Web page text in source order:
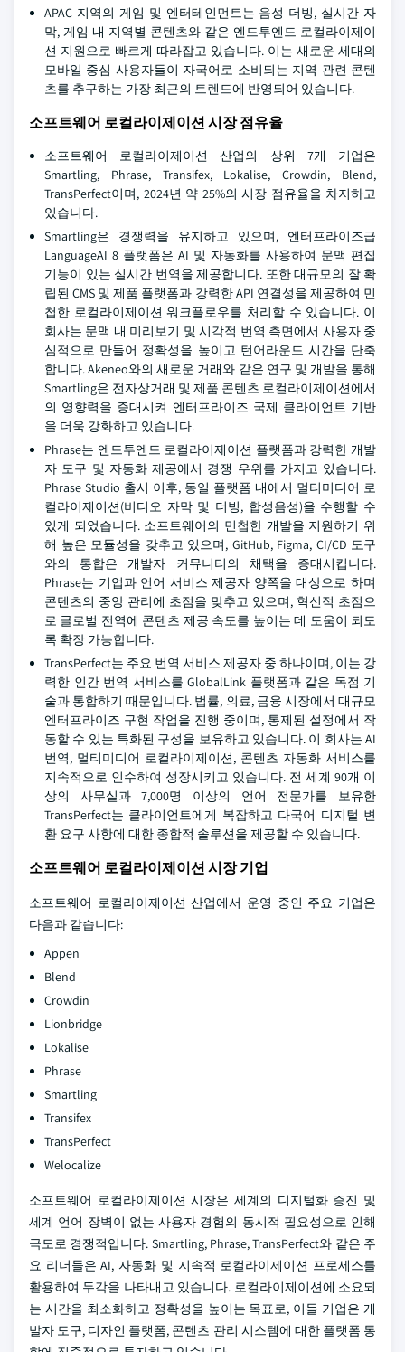
APAC 지역의 게임 및 엔터테인먼트는 음성 더빙, 실시간 자
막, 게임 내 지역별 콘텐츠와 같은 엔드투엔드 로컬라이제이
션 지원으로 빠르게 따라잡고 있습니다. 이는 새로운 세대의
모바일 중심 사용자들이 자국어로 소비되는 지역 관련 콘텐
츠를 추구하는 가장 최근의 트렌드에 반영되어 있습니다.
소프트웨어 로컬라이제이션 시장 점유율
소프트웨어 로컬라이제이션 산업의 상위 7개 기업은
Smartling, Phrase, Transifex, Lokalise, Crowdin, Blend,
TransPerfect이며, 2024년 약 25%의 시장 점유율을 차지하고
있습니다.
Smartling은 경쟁력을 유지하고 있으며, 엔터프라이즈급
LanguageAI 8 플랫폼은 AI 및 자동화를 사용하여 문맥 편집
기능이 있는 실시간 번역을 제공합니다. 또한 대규모의 잘 확
립된 CMS 및 제품 플랫폼과 강력한 API 연결성을 제공하여 민
첩한 로컬라이제이션 워크플로우를 처리할 수 있습니다. 이
회사는 문맥 내 미리보기 및 시각적 번역 측면에서 사용자 중
심적으로 만들어 정확성을 높이고 턴어라운드 시간을 단축
합니다. Akeneo와의 새로운 거래와 같은 연구 및 개발을 통해
Smartling은 전자상거래 및 제품 콘텐츠 로컬라이제이션에서
의 영향력을 증대시켜 엔터프라이즈 국제 클라이언트 기반
을 더욱 강화하고 있습니다.
Phrase는 엔드투엔드 로컬라이제이션 플랫폼과 강력한 개발
자 도구 및 자동화 제공에서 경쟁 우위를 가지고 있습니다.
Phrase Studio 출시 이후, 동일 플랫폼 내에서 멀티미디어 로
컬라이제이션(비디오 자막 및 더빙, 합성음성)을 수행할 수
있게 되었습니다. 소프트웨어의 민첩한 개발을 지원하기 위
해 높은 모듈성을 갖추고 있으며, GitHub, Figma, CI/CD 도구
와의 통합은 개발자 커뮤니티의 채택을 증대시킵니다.
Phrase는 기업과 언어 서비스 제공자 양쪽을 대상으로 하며
콘텐츠의 중앙 관리에 초점을 맞추고 있으며, 혁신적 초점으
로 글로벌 전역에 콘텐츠 제공 속도를 높이는 데 도움이 되도
록 확장 가능합니다.
TransPerfect는 주요 번역 서비스 제공자 중 하나이며, 이는 강
력한 인간 번역 서비스를 GlobalLink 플랫폼과 같은 독점 기
술과 통합하기 때문입니다. 법률, 의료, 금융 시장에서 대규모
엔터프라이즈 구현 작업을 진행 중이며, 통제된 설정에서 작
동할 수 있는 특화된 구성을 보유하고 있습니다. 이 회사는 AI
번역, 멀티미디어 로컬라이제이션, 콘텐츠 자동화 서비스를
지속적으로 인수하여 성장시키고 있습니다. 전 세계 90개 이
상의 사무실과 7,000명 이상의 언어 전문가를 보유한
TransPerfect는 클라이언트에게 복잡하고 다국어 디지털 변
환 요구 사항에 대한 종합적 솔루션을 제공할 수 있습니다.
소프트웨어 로컬라이제이션 시장 기업
소프트웨어 로컬라이제이션 산업에서 운영 중인 주요 기업은
다음과 같습니다:
Appen
Blend
Crowdin
Lionbridge
Lokalise
Phrase
Smartling
Transifex
TransPerfect
Welocalize
소프트웨어 로컬라이제이션 시장은 세계의 디지털화 증진 및
세계 언어 장벽이 없는 사용자 경험의 동시적 필요성으로 인해
극도로 경쟁적입니다. Smartling, Phrase, TransPerfect와 같은 주
요 리더들은 AI, 자동화 및 지속적 로컬라이제이션 프로세스를
활용하여 두각을 나타내고 있습니다. 로컬라이제이션에 소요되
는 시간을 최소화하고 정확성을 높이는 목표로, 이들 기업은 개
발자 도구, 디자인 플랫폼, 콘텐츠 관리 시스템에 대한 플랫폼 통